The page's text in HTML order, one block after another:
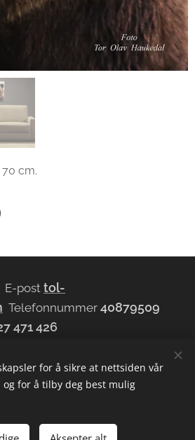
cm.
til i handlekurven
E-post tol-
Telefonnummer 40879509
471 426
Informasjonskapsler
for å sikre at nettsiden vår
for å tilby deg best mulig